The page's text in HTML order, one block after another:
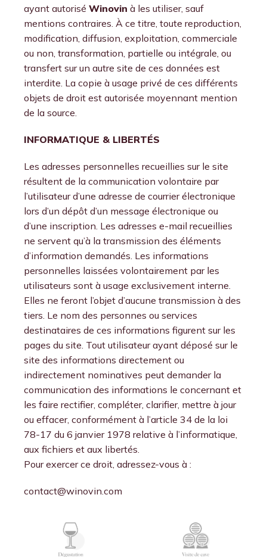
ayant autoriséWinovin à les utiliser, sauf
mentions contraires. À ce titre, toute reproduction,
modification, diffusion, exploitation, commerciale
ou non, transformation, partielle ou intégrale, ou
transfert sur un autre site de ces données est
interdite. La copie à usage privé de ces différents
objets de droit est autorisée moyennant mention
de la source.
INFORMATIQUE & LIBERTÉS
Les adresses personnelles recueillies sur le site
résultent de la communication volontaire par
l’utilisateur d’une adresse de courrier électronique
lors d’un dépôt d’un message électronique ou
d’une inscription. Les adresses e-mail recueillies
ne servent qu’à la transmission des éléments
d’information demandés. Les informations
personnelles laissées volontairement par les
utilisateurs sont à usage exclusivement interne.
Elles ne feront l’objet d’aucune transmission à des
tiers. Le nom des personnes ou services
destinataires de ces informations figurent sur les
pages du site. Tout utilisateur ayant déposé sur le
site des informations directement ou
indirectement nominatives peut demander la
communication des informations le concernant et
les faire rectifier, compléter, clarifier, mettre à jour
ou effacer, conformément à l’article 34 de la loi
78-17 du 6 janvier 1978 relative à l’informatique,
aux fichiers et aux libertés.
Pour exercer ce droit, adressez-vous à :
contact@winovin.com